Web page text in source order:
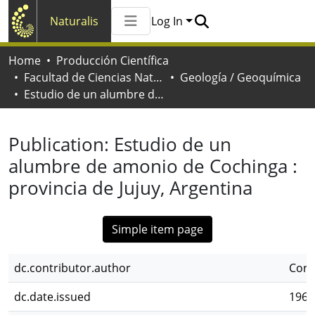
Naturalis
All of Naturalis
Log In
Home
Producción Científica
Facultad de Ciencias Naturales y Museo
Geología / Geoquímica
Estudio de un alumbre de amonio de Cochinga : provincia de Jujuy, Argentina
Publication: Estudio de un
alumbre de amonio de Cochinga :
provincia de Jujuy, Argentina
Simple item page
dc.contributor.author
dc.date.issued
1966